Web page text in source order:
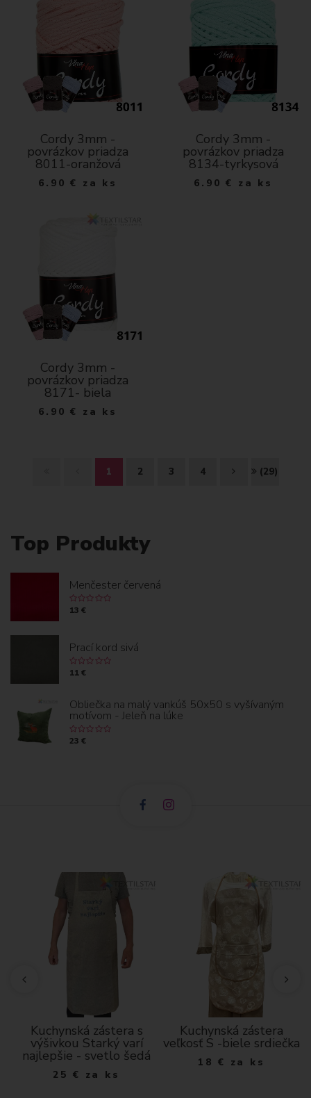
Cordy 3mm -
povrázkov priadza
8011-oranžová
6.90 € za ks
Cordy 3mm -
povrázkov priadza
8134-tyrkysová
6.90 € za ks
Cordy 3mm -
povrázkov priadza
8171- biela
6.90 € za ks
I
O
1 2 3 4 Ď K (29)
Top Produkty
Menčester červená
13 €
Prací kord sivá
11 €
Obliečka na malý vankúš 50x50 s vyšívaným
motívom - Jeleň na lúke
23 €
Kuchynská zástera s
výšivkou Starký varí
najlepšie - svetlo šedá
25 € za ks
Kuchynská zástera
veľkosť S -biele srdiečka
18 € za ks